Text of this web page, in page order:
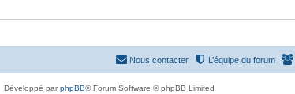
L’équipe du forum
Nous contacter
Développé parphpBB® Forum Software © phpBB Limited